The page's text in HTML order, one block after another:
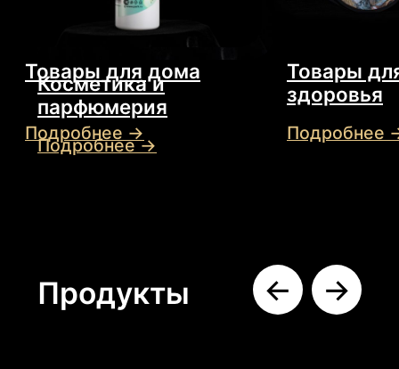
Премиум этикетка
Подробнее →
Металлизированная
Заказать
звонок
Заполните форму и наш
специалист проконсультирует вас